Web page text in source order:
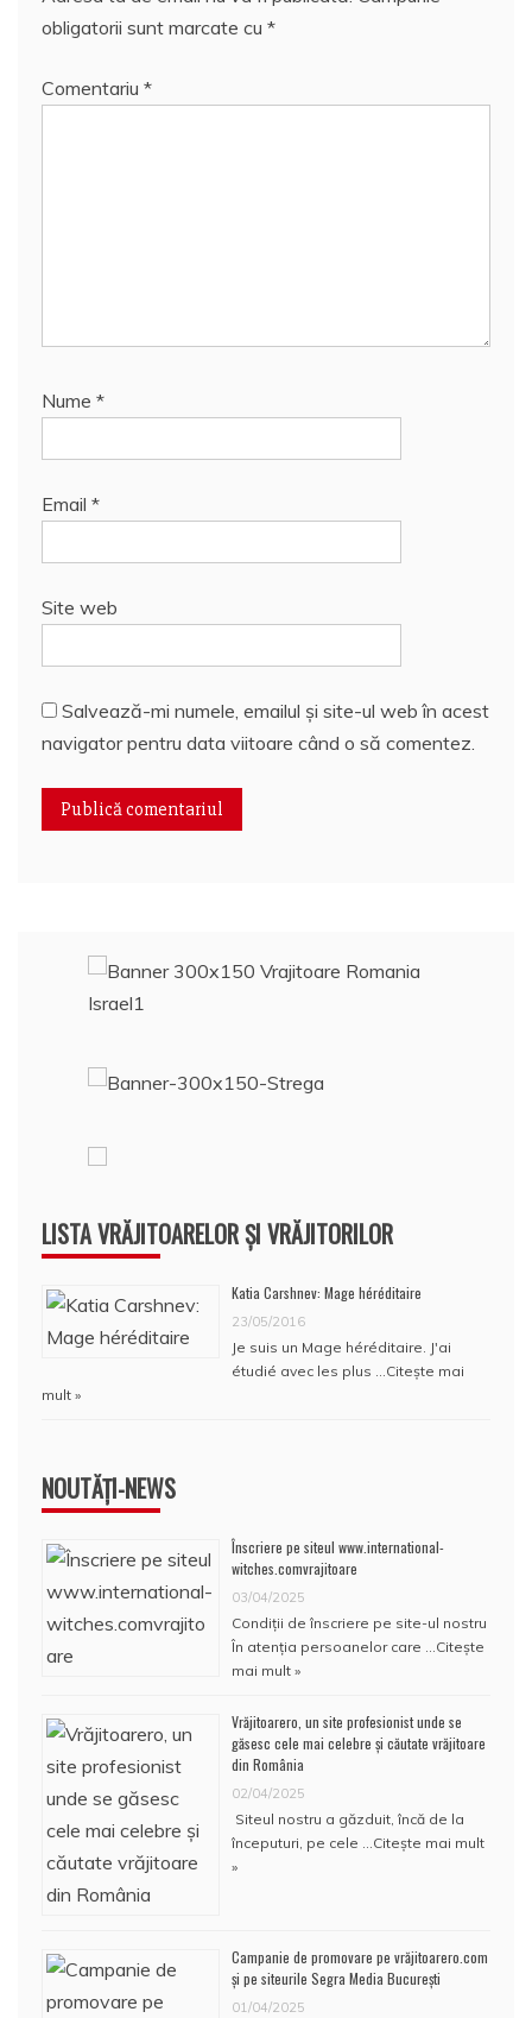
obligatorii sunt marcate cu *
Comentariu *
Nume *
Email *
Site web
Salvează-mi numele, emailul și site-ul web în acest
navigator pentru data viitoare când o să comentez.
LISTA VRĂJITOARELOR ȘI VRĂJITORILOR
Katia Carshnev: Mage héréditaire
23/05/2016
Je suis un Mage héréditaire. J'ai
étudié avec les plus …Citește mai
mult »
NOUTĂȚI-NEWS
Înscriere pe siteul www.international-
witches.comvrajitoare
03/04/2025
Condiţii de înscriere pe site-ul nostru
În atenţia persoanelor care …Citește
mai mult »
Vrăjitoarero, un site profesionist unde se
găsesc cele mai celebre și căutate vrăjitoare
din România
02/04/2025
Siteul nostru a găzduit, încă de la
începuturi, pe cele …Citește mai mult
»
Campanie de promovare pe vrăjitoarero.com
și pe siteurile Segra Media București
01/04/2025